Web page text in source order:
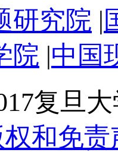
研究院 |
院 |中国
复旦
权和免责